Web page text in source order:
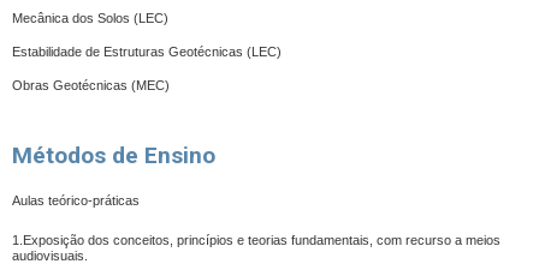
Mecânica dos Solos (LEC)
Estabilidade de Estruturas Geotécnicas (LEC)
Obras Geotécnicas (MEC)
Métodos de Ensino
Aulas teórico-práticas
1.Exposição dos conceitos, princípios e teorias fundamentais, com recurso a meios
audiovisuais.